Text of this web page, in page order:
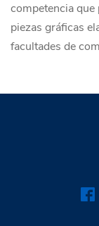
competencia que
piezas gráficas
facultades de